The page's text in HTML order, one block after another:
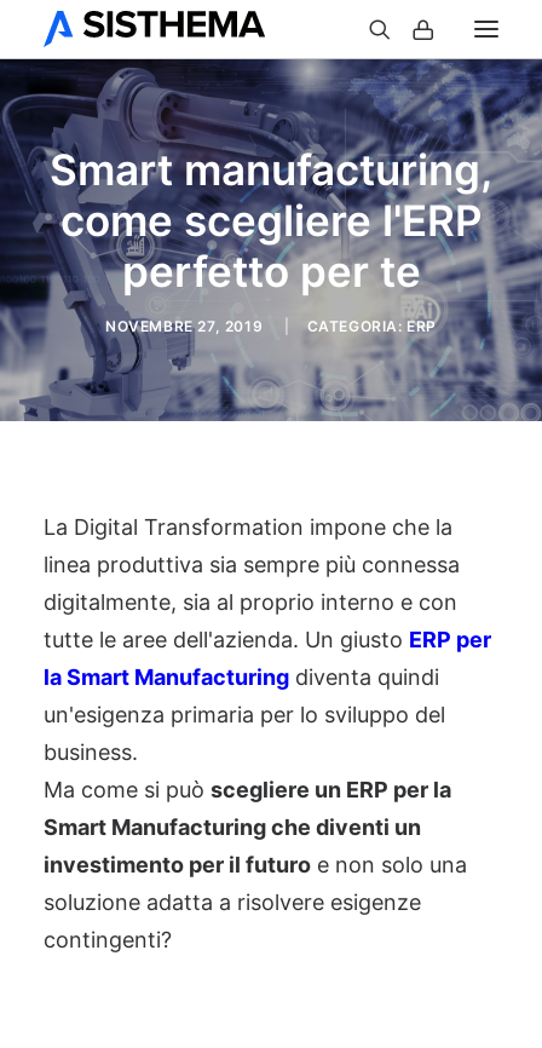
Smart manufacturing,
come scegliere l'ERP
perfetto per te
NOVEMBRE 27, 2019 CATEGORIA: ERP
La Digital Transformation impone che la
linea produttiva sia sempre più connessa
digitalmente, sia al proprio interno e con
tutte le aree dell'azienda. Un giusto ERP per
la Smart Manufacturing diventa quindi
un'esigenza primaria per lo sviluppo del
business.
Ma come si può scegliere un ERP per la
Smart Manufacturing che diventi un
investimento per il futuro e non solo una
soluzione adatta a risolvere esigenze
contingenti?